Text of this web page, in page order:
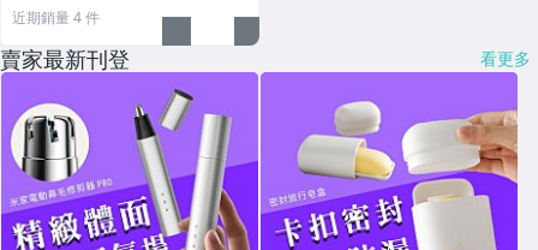
近期銷量 4 件
賣家最新刊登 看更多